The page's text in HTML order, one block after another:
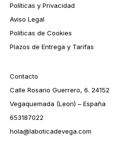
Políticas y Privacidad
Aviso Legal
Políticas de Cookies
Plazos de Entrega y Tarifas
Contacto
Calle Rosario Guerrero, 6. 24152
Vegaquemada (Leon) – España
653187022
hola@laboticadevega.com